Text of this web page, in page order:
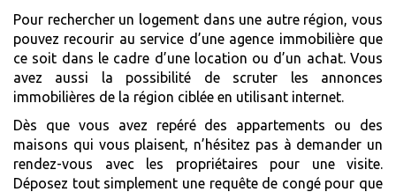
Pour rechercher un logement dans une autre région, vous
pouvez recourir au service d’une agence immobilière que
ce soit dans le cadre d’une location ou d’un achat. Vous
avez aussi la possibilité de scruter les annonces
immobilières de la région ciblée en utilisant internet.
Dès que vous avez repéré des appartements ou des
maisons qui vous plaisent, n’hésitez pas à demander un
rendez-vous avec les propriétaires pour une visite.
Déposez tout simplement une requête de congé pour que